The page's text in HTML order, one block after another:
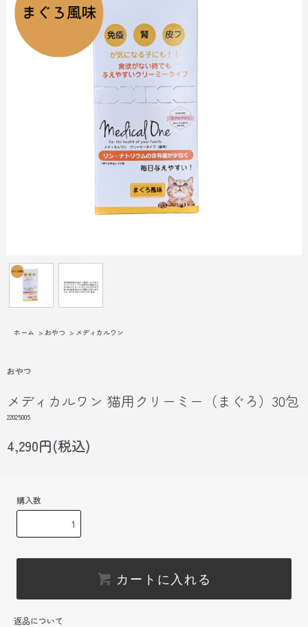
ホーム > おやつ > メディカルワン
おやつ
メディカルワン 猫用クリーミー（まぐろ）30包
22025005
4,290円(税込)
購入数
カートに入れる
返品について